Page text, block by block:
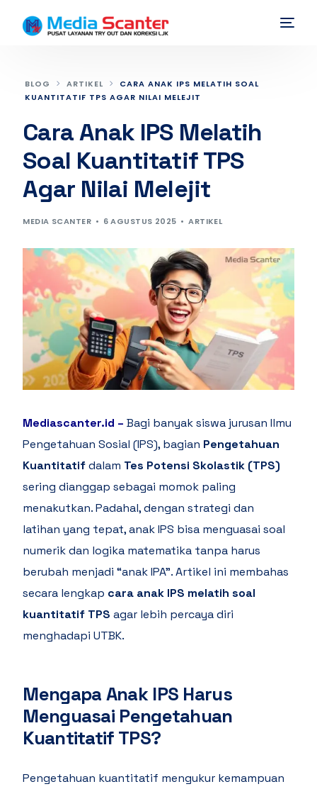
BLOG ARTIKEL
CARA ANAK IPS MELATIH SOAL
KUANTITATIF TPS AGAR NILAI MELEJIT
Cara Anak IPS Melatih
Soal Kuantitatif TPS
Agar Nilai Melejit
MEDIA SCANTER 6 AGUSTUS 2025 ARTIKEL
Mediascanter.id – Bagi banyak siswa jurusan Ilmu
Pengetahuan Sosial (IPS), bagian Pengetahuan
Kuantitatifdalam Tes Potensi Skolastik (TPS)
sering dianggap sebagai momok paling
menakutkan. Padahal, dengan strategi dan
latihan yang tepat, anak IPS bisa menguasai soal
numerik dan logika matematika tanpa harus
berubah menjadi “anak IPA”. Artikel ini membahas
secara lengkap cara anak IPS melatih soal
kuantitatif TPS agar lebih percaya diri
menghadapi UTBK.
Mengapa Anak IPS Harus
Menguasai Pengetahuan
Kuantitatif TPS?
Pengetahuan kuantitatif mengukur kemampuan